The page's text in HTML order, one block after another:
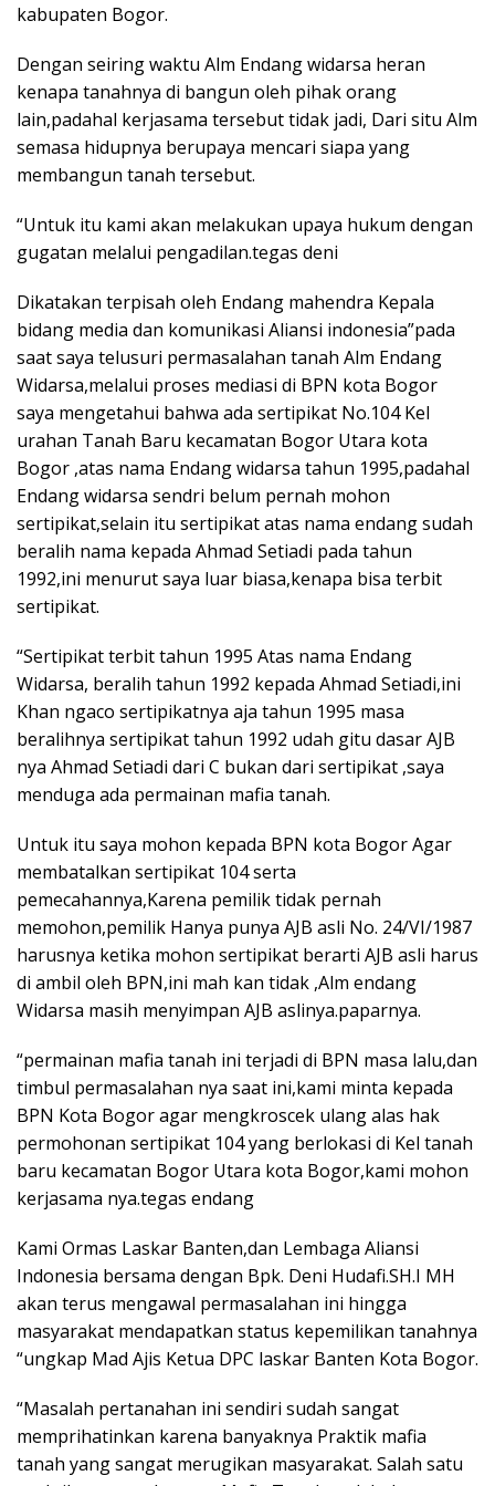
kabupaten Bogor.
Dengan seiring waktu Alm Endang widarsa heran
kenapa tanahnya di bangun oleh pihak orang
lain,padahal kerjasama tersebut tidak jadi, Dari situ Alm
semasa hidupnya berupaya mencari siapa yang
membangun tanah tersebut.
“Untuk itu kami akan melakukan upaya hukum dengan
gugatan melalui pengadilan.tegas deni
Dikatakan terpisah oleh Endang mahendra Kepala
bidang media dan komunikasi Aliansi indonesia”pada
saat saya telusuri permasalahan tanah Alm Endang
Widarsa,melalui proses mediasi di BPN kota Bogor
saya mengetahui bahwa ada sertipikat No.104 Kel
urahan Tanah Baru kecamatan Bogor Utara kota
Bogor ,atas nama Endang widarsa tahun 1995,padahal
Endang widarsa sendri belum pernah mohon
sertipikat,selain itu sertipikat atas nama endang sudah
beralih nama kepada Ahmad Setiadi pada tahun
1992,ini menurut saya luar biasa,kenapa bisa terbit
sertipikat.
“Sertipikat terbit tahun 1995 Atas nama Endang
Widarsa, beralih tahun 1992 kepada Ahmad Setiadi,ini
Khan ngaco sertipikatnya aja tahun 1995 masa
beralihnya sertipikat tahun 1992 udah gitu dasar AJB
nya Ahmad Setiadi dari C bukan dari sertipikat ,saya
menduga ada permainan mafia tanah.
Untuk itu saya mohon kepada BPN kota Bogor Agar
membatalkan sertipikat 104 serta
pemecahannya,Karena pemilik tidak pernah
memohon,pemilik Hanya punya AJB asli No. 24/VI/1987
harusnya ketika mohon sertipikat berarti AJB asli harus
di ambil oleh BPN,ini mah kan tidak ,Alm endang
Widarsa masih menyimpan AJB aslinya.paparnya.
“permainan mafia tanah ini terjadi di BPN masa lalu,dan
timbul permasalahan nya saat ini,kami minta kepada
BPN Kota Bogor agar mengkroscek ulang alas hak
permohonan sertipikat 104 yang berlokasi di Kel tanah
baru kecamatan Bogor Utara kota Bogor,kami mohon
kerjasama nya.tegas endang
Kami Ormas Laskar Banten,dan Lembaga Aliansi
Indonesia bersama dengan Bpk. Deni Hudafi.SH.I MH
akan terus mengawal permasalahan ini hingga
masyarakat mendapatkan status kepemilikan tanahnya
“ungkap Mad Ajis Ketua DPC laskar Banten Kota Bogor.
“Masalah pertanahan ini sendiri sudah sangat
memprihatinkan karena banyaknya Praktik mafia
tanah yang sangat merugikan masyarakat. Salah satu